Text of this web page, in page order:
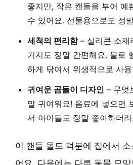
좋지만, 작은 캔들을 부어 예
수 있어요. 선물용으로도 정
세척의 편리함– 실리콘 소재
거지도 정말 간편해요. 물로
하게 닦여서 위생적으로 사
귀여운 곰돌이 디자인 – 무엇
말 귀여워요! 음료에 넣으면
서 아이들도 정말 좋아하더
이 캔들 몰드 덕분에 집에서
어요. 다음에는 다른 동물 모